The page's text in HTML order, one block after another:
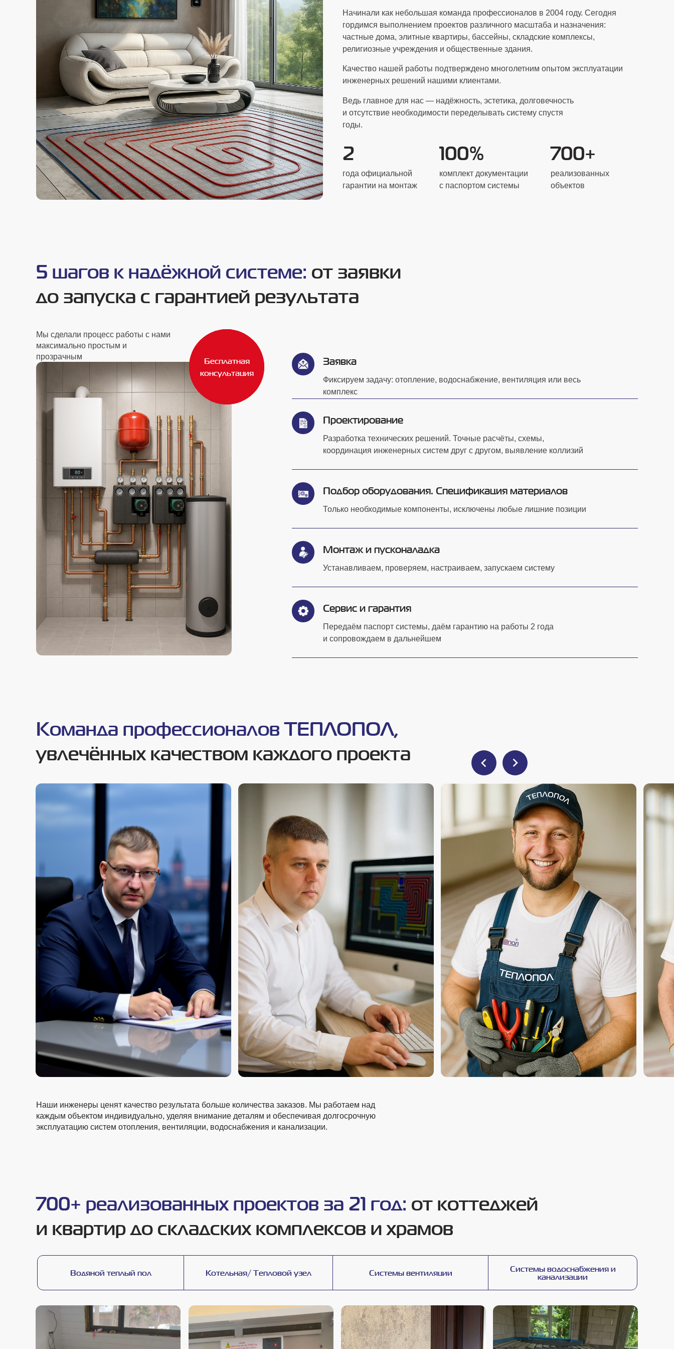
реализованных
объектов
700+
комплект документации
с паспортом системы
100%
года официальной
гарантии на монтаж
2
Ведь главное для нас — надёжность, эстетика, долговечность
и отсутствие необходимости переделывать систему спустя
годы.
Качество нашей работы подтверждено многолетним опытом эксплуатации
инженерных решений нашими клиентами.
Начинали как небольшая команда профессионалов в 2004 году. Сегодня
гордимся выполнением проектов различного масштаба и назначения:
частные дома, элитные квартиры, бассейны, складские комплексы,
религиозные учреждения и общественные здания.
5 шагов к надёжной системе: от заявки
до запуска с гарантией результата
5 шагов к надёжной системе: от заявки
до запуска с гарантией результата
Мы сделали процесс работы с нами
максимально простым и
прозрачным
Передаём паспорт системы, даём гарантию на работы 2 года
и сопровождаем в дальнейшем
Сервис и гарантия
Устанавливаем, проверяем, настраиваем, запускаем систему
Монтаж и пусконаладка
Только необходимые компоненты, исключены любые лишние позиции
Подбор оборудования. Спецификация материалов
Разработка технических решений. Точные расчёты, схемы,
координация инженерных систем друг с другом, выявление коллизий
Проектирование
Фиксируем задачу: отопление, водоснабжение, вентиляция или весь
комплекс
Заявка
Бесплатная
консультация
Бесплатная
консультация
Команда профессионалов ТЕПЛОПОЛ,
увлечённых качеством каждого проекта
Наши инженеры ценят качество результата больше количества заказов. Мы работаем над
каждым объектом индивидуально, уделяя внимание деталям и обеспечивая долгосрочную
эксплуатацию систем отопления, вентиляции, водоснабжения и канализации.
700+ реализованных проектов за 21 год: от коттеджей
и квартир до складских комплексов и храмов
Системы водоснабжения и
канализации
Системы вентиляции
Котельная/ Тепловой узел
Водяной теплый пол